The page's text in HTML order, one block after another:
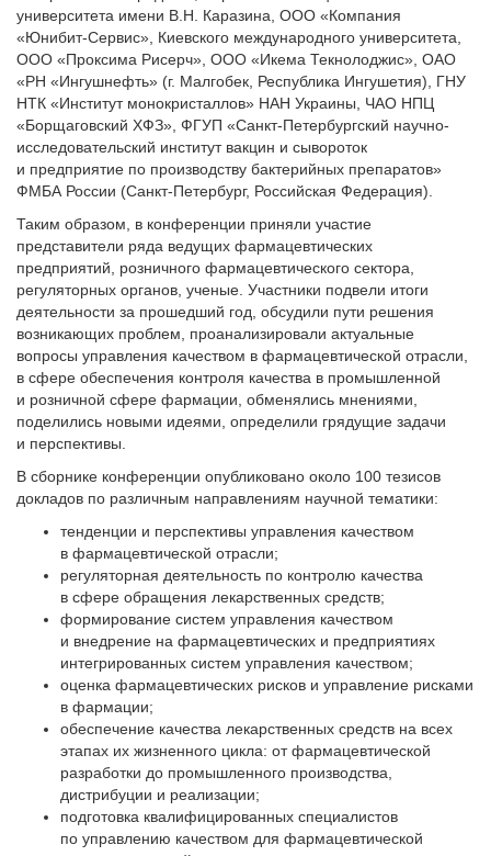
университета имени В.Н. Каразина, ООО «Компания
«Юнибит-Сервис», Киевского международного университета,
ООО «Проксима Рисерч», ООО «Икема Текнолоджис», ОАО
«РН «Ингушнефть» (г. Малгобек, Республика Ингушетия), ГНУ
НТК «Институт монокристаллов» НАН Украины, ЧАО НПЦ
«Борщаговский ХФЗ», ФГУП «Санкт-Петербургский научно-
исследовательский институт вакцин и сывороток
и предприятие по производству бактерийных препаратов»
ФМБА России (Санкт-Петербург, Российская Федерация).
Таким образом, в конференции приняли участие
представители ряда ведущих фармацевтических
предприятий, розничного фармацевтического сектора,
регуляторных органов, ученые. Участники подвели итоги
деятельности за прошедший год, обсудили пути решения
возникающих проблем, проанализировали актуальные
вопросы управления качеством в фармацевтической отрасли,
в сфере обеспечения контроля качества в промышленной
и розничной сфере фармации, обменялись мнениями,
поделились новыми идеями, определили грядущие задачи
и перспективы.
В сборнике конференции опубликовано около 100 тезисов
докладов по различным направлениям научной тематики:
тенденции и перспективы управления качеством
в фармацевтической отрасли;
регуляторная деятельность по контролю качества
в сфере обращения лекарственных средств;
формирование систем управления качеством
и внедрение на фармацевтических и предприятиях
интегрированных систем управления качеством;
оценка фармацевтических рисков и управление рисками
в фармации;
обеспечение качества лекарственных средств на всех
этапах их жизненного цикла: от фармацевтической
разработки до промышленного производства,
дистрибуции и реализации;
подготовка квалифицированных специалистов
по управлению качеством для фармацевтической